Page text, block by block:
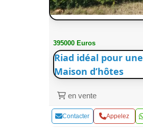
395000 Euros
Riad idéal pour une
Maison d’hôtes
en vente
Contacter Appelez